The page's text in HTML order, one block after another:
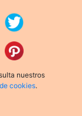
nuestros
cookies.